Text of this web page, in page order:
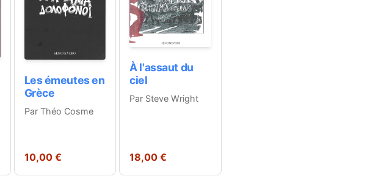
Les émeutes en
Grèce
Par Théo Cosme
10,00 €
À l'assaut du
ciel
Par Steve Wright
18,00 €